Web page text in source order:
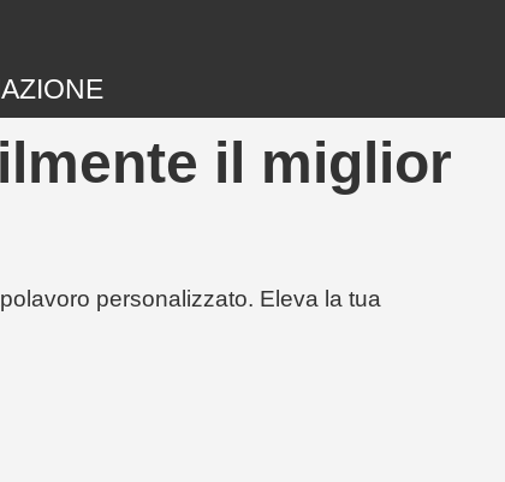
il miglior
personalizzato. Eleva la tua